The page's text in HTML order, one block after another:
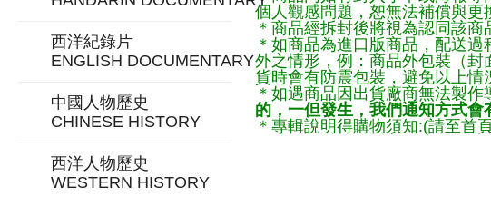
西洋紀錄片
ENGLISH DOCUMENTARY
中國人物歷史
CHINESE HISTORY
西洋人物歷史
WESTERN HISTORY
個人觀感問題，恕無法補償與更
＊商品經拆封後將視為認同該
＊如商品為進口版商品，配送
外之情形，例：商品外包裝（
貨時會有防震包裝，避免以上情
＊如遇商品因出貨廠商無法製
的，一但發生，我們通知方式會
＊專輯說明得購物須知:(請至首